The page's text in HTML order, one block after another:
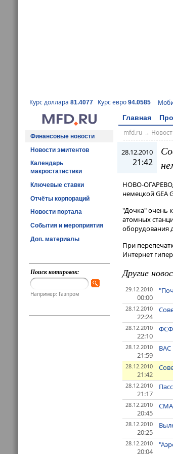
Курс доллара 81.4077 Курс евро 94.0585
Главная
Финансовые новости
Новости эмитентов
Календарь
макростатистики
Ключевые ставки
Отчёты корпораций
Новости портала
События и мероприятия
Доп. материалы
Поиск котировок:
Например: Газпром
mfd.ru→
28.12.2010
21:42
НОВО-ОГАРЕВО,
немецкой GEA
"Дочка" очень
атомных
оборудования
При
Интернет
Другие
29.12.2010
00:00
28.12.2010
22:24
28.12.2010
22:10
28.12.2010
21:59
ВАС
28.12.2010
21:42
28.12.2010
21:17
28.12.2010
20:45
28.12.2010
20:25
28.12.2010
20:04